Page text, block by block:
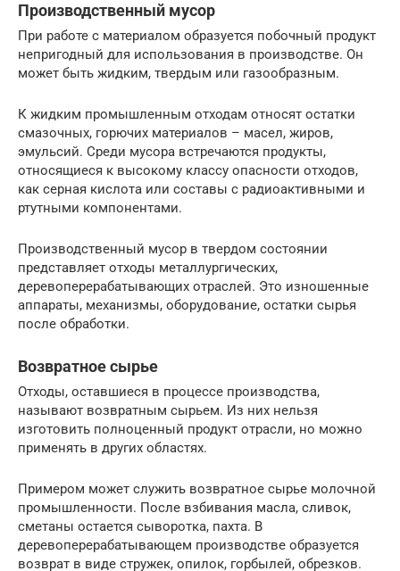
Производственный мусор
При работе с материалом образуется побочный продукт
непригодный для использования в производстве. Он
может быть жидким, твердым или газообразным.
К жидким промышленным отходам относят остатки
смазочных, горючих материалов – масел, жиров,
эмульсий. Среди мусора встречаются продукты,
относящиеся к высокому классу опасности отходов,
как серная кислота или составы с радиоактивными и
ртутными компонентами.
Производственный мусор в твердом состоянии
представляет отходы металлургических,
деревоперерабатывающих отраслей. Это изношенные
аппараты, механизмы, оборудование, остатки сырья
после обработки.
Возвратное сырье
Отходы, оставшиеся в процессе производства,
называют возвратным сырьем. Из них нельзя
изготовить полноценный продукт отрасли, но можно
применять в других областях.
Примером может служить возвратное сырье молочной
промышленности. После взбивания масла, сливок,
сметаны остается сыворотка, пахта. В
деревоперерабатывающем производстве образуется
возврат в виде стружек, опилок, горбылей, обрезков.